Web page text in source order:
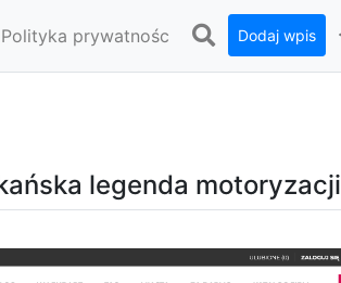
Polityka prywatnośc Dodaj wpis
legenda motoryzacji